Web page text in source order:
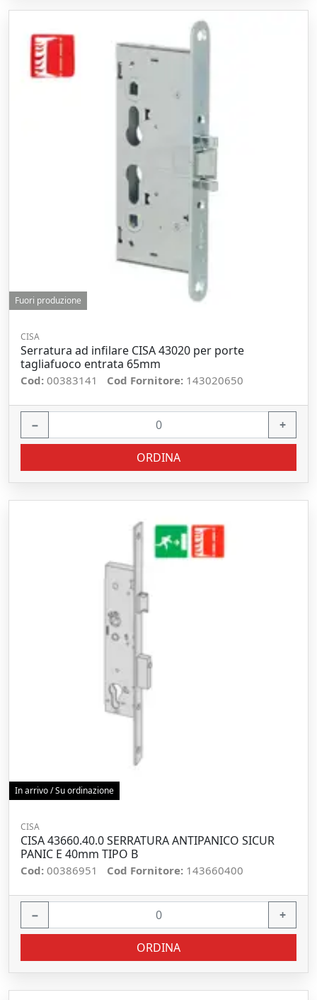
Fuori produzione
CISA
Serratura ad infilare CISA 43020 per porte
tagliafuoco entrata 65mm
Cod: 00383141 Cod Fornitore: 143020650
− +
ORDINA
In arrivo / Su ordinazione
CISA
CISA 43660.40.0 SERRATURA ANTIPANICO SICUR
PANIC E 40mm TIPO B
Cod: 00386951 Cod Fornitore: 143660400
− +
ORDINA